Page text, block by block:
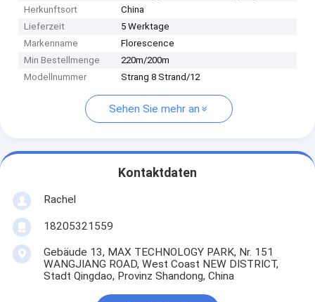
Herkunftsort
China
Lieferzeit
5 Werktage
Markenname
Florescence
Min Bestellmenge
220m/200m
Modellnummer
Strang 8 Strand/12
Sehen Sie mehr an
Kontaktdaten
Rachel
18205321559
Gebäude 13, MAX TECHNOLOGY PARK, Nr. 151
WANGJIANG ROAD, West Coast NEW DISTRICT,
Stadt Qingdao, Provinz Shandong, China